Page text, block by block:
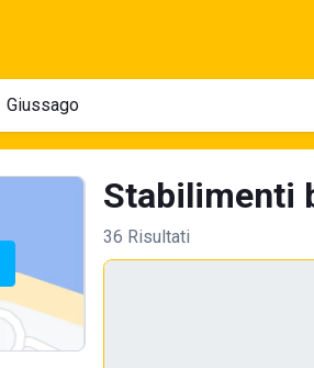
Stabilimenti
36 Risultati